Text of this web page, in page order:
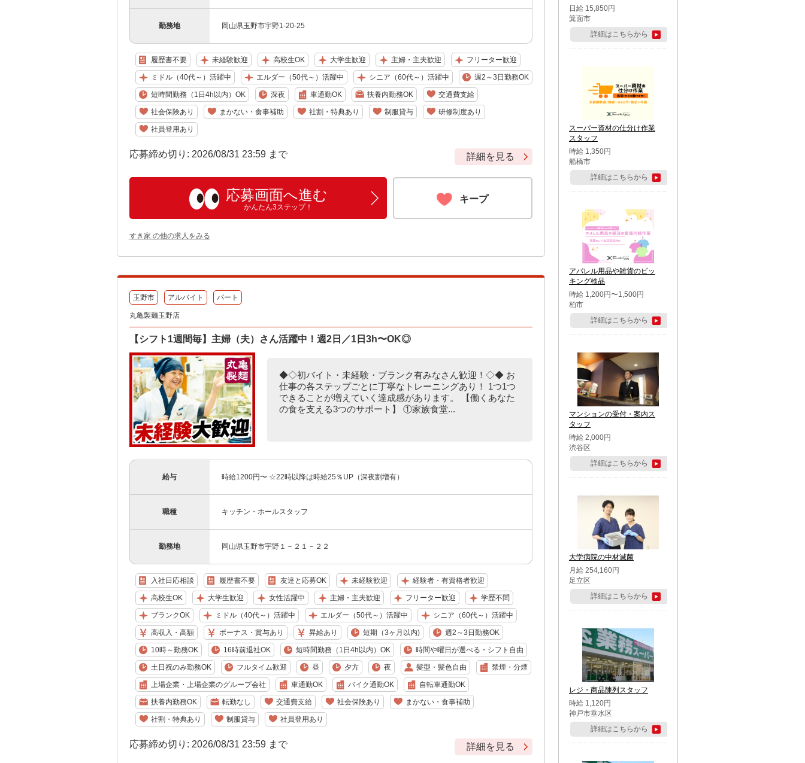
勤務地 岡山県玉野市宇野1-20-25
履歴書不要 未経験歓迎 高校生OK 大学生歓迎 主婦・主夫歓迎 フリーター歓迎
ミドル（40代～）活躍中 エルダー（50代～）活躍中 シニア（60代～）活躍中 週2～3日勤務OK
短時間勤務（1日4h以内）OK 深夜 車通勤OK 扶養内勤務OK 交通費支給
社会保険あり まかない・食事補助 社割・特典あり 制服貸与 研修制度あり
社員登用あり
応募締め切り: 2026/08/31 23:59 まで 詳細を見る
応募画面へ進む
かんたん3ステップ！
キープ
すき家 の他の求人をみる
玉野市 アルバイト パート
丸亀製麺玉野店
【シフト1週間毎】主婦（夫）さん活躍中！週2日／1日3h〜OK◎
◆◇初バイト・未経験・ブランク有みなさん歓迎！◇◆ お
仕事の各ステップごとに丁寧なトレーニングあり！ 1つ1つ
できることが増えていく達成感があります。 【働くあなた
の食を支える3つのサポート】 ①家族食堂...
給与 時給1200円〜 ☆22時以降は時給25％UP（深夜割増有）
職種 キッチン・ホールスタッフ
勤務地 岡山県玉野市宇野１－２１－２２
入社日応相談 履歴書不要 友達と応募OK 未経験歓迎 経験者・有資格者歓迎
高校生OK 大学生歓迎 女性活躍中 主婦・主夫歓迎 フリーター歓迎 学歴不問
ブランクOK ミドル（40代～）活躍中 エルダー（50代～）活躍中 シニア（60代～）活躍中
高収入・高額 ボーナス・賞与あり 昇給あり 短期（3ヶ月以内) 週2～3日勤務OK
10時～勤務OK 16時前退社OK 短時間勤務（1日4h以内）OK 時間や曜日が選べる・シフト自由
土日祝のみ勤務OK フルタイム歓迎 昼 夕方 夜 髪型・髪色自由 禁煙・分煙
上場企業・上場企業のグループ会社 車通勤OK バイク通勤OK 自転車通勤OK
扶養内勤務OK 転勤なし 交通費支給 社会保険あり まかない・食事補助
社割・特典あり 制服貸与 社員登用あり
応募締め切り: 2026/08/31 23:59 まで 詳細を見る
日給 15,850円
箕面市
詳細はこちらから
スーパー資材の仕分け作業
スタッフ
時給 1,350円
船橋市
詳細はこちらから
アパレル用品や雑貨のピッ
キング検品
時給 1,200円〜1,500円
柏市
詳細はこちらから
マンションの受付・案内ス
タッフ
時給 2,000円
渋谷区
詳細はこちらから
大学病院の中材滅菌
月給 254,160円
足立区
詳細はこちらから
レジ・商品陳列スタッフ
時給 1,120円
神戸市垂水区
詳細はこちらから